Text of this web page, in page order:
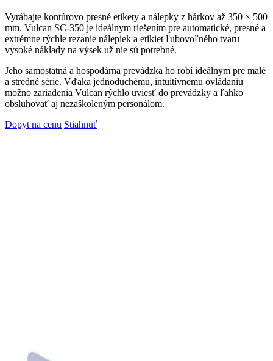
Vyrábajte kontúrovo presné etikety a nálepky z hárkov až 350 × 500
mm. Vulcan SC-350 je ideálnym riešením pre automatické, presné a
extrémne rýchle rezanie nálepiek a etikiet ľubovoľného tvaru —
vysoké náklady na výsek už nie sú potrebné.
Jeho samostatná a hospodárna prevádzka ho robí ideálnym pre malé
a stredné série. Vďaka jednoduchému, intuitívnemu ovládaniu
možno zariadenia Vulcan rýchlo uviesť do prevádzky a ľahko
obsluhovať aj nezaškoleným personálom.
Dopyt na cenu Stiahnuť